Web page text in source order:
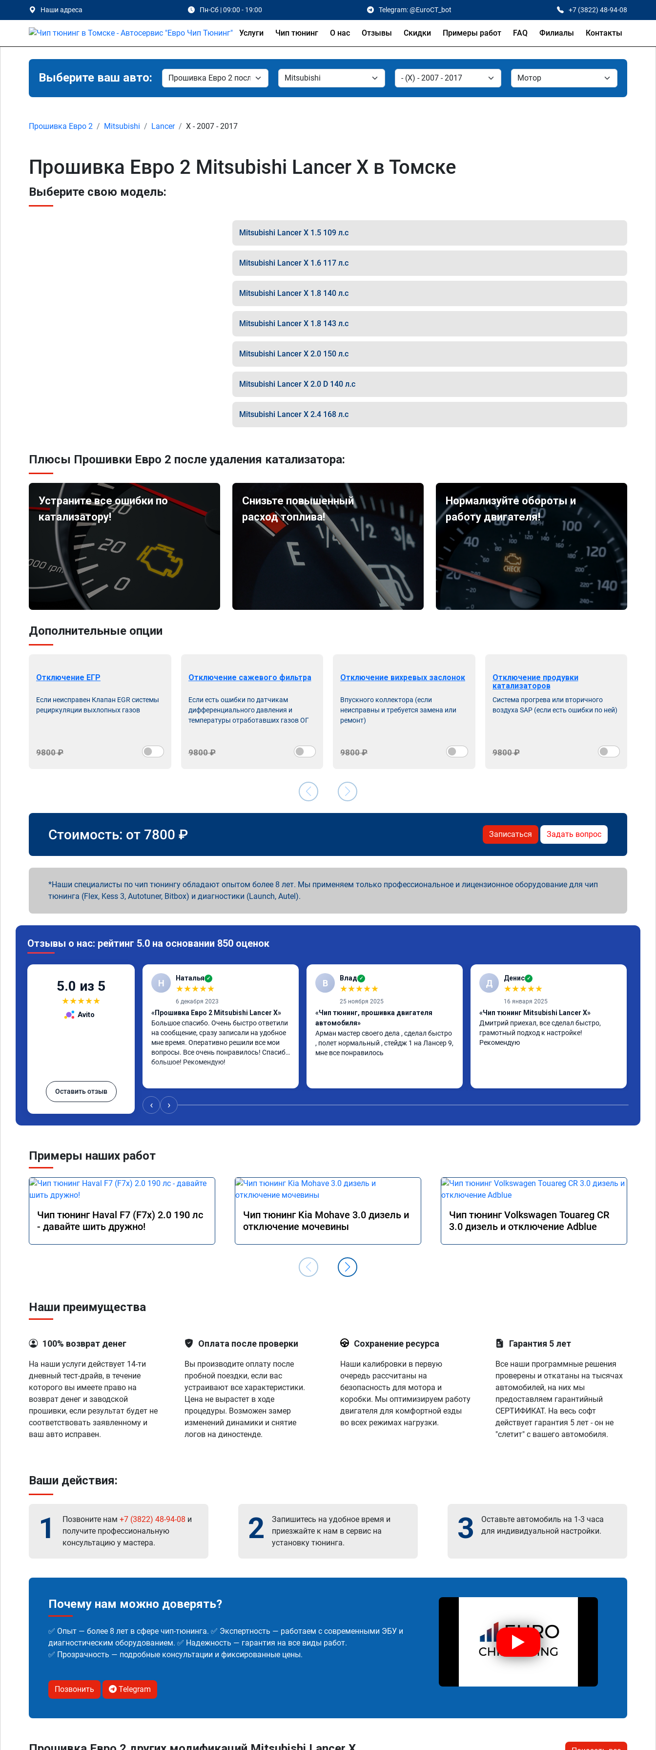
Наши адреса Пн-Сб | 09:00 - 19:00 Telegram: @EuroCT_bot +7 (3822) 48-94-08
Услуги Чип тюнинг О нас Отзывы Скидки Примеры работ FAQ Филиалы Контакты
Выберите ваш авто:
Прошивка Евро 2 Mitsubishi Lancer X - 2007 - 2017
Прошивка Евро 2 Mitsubishi Lancer X в Томске
Выберите свою модель:
Mitsubishi Lancer X 1.5 109 л.с
Mitsubishi Lancer X 1.6 117 л.с
Mitsubishi Lancer X 1.8 140 л.с
Mitsubishi Lancer X 1.8 143 л.с
Mitsubishi Lancer X 2.0 150 л.с
Mitsubishi Lancer X 2.0 D 140 л.с
Mitsubishi Lancer X 2.4 168 л.с
Плюсы Прошивки Евро 2 после удаления катализатора:
Устраните все ошибки по
катализатору!
Снизьте повышенный
расход топлива!
Нормализуйте обороты и
работу двигателя!
Дополнительные опции
Отключение ЕГР
Если неисправен Клапан EGR системы
рециркуляции выхлопных газов
9800 ₽
Отключение сажевого фильтра
Если есть ошибки по датчикам
дифференциального давления и
температуры отработавших газов ОГ
9800 ₽
Отключение вихревых заслонок
Впускного коллектора (если
неисправны и требуется замена или
ремонт)
9800 ₽
Отключение продувки
катализаторов
Система прогрева или вторичного
воздуха SAP (если есть ошибки по ней)
9800 ₽
Стоимость: от 7800 ₽ Записаться Задать вопрос
Наши специалисты по чип тюнингу обладают опытом более 8 лет. Мы применяем только профессиональное и лицензионное оборудование для чип
тюнинга (Flex, Kess 3, Autotuner, Bitbox) и диагностики (Launch, Autel).
Отзывы о нас: рейтинг 5.0 на основании 850 оценок
5.0 из 5
★★★★★
Avito
Оставить отзыв
Н Наталья ✓
★★★★★
6 декабря 2023
«Прошивка Евро 2 Mitsubishi Lancer X»
Большое спасибо. Очень быстро ответили
на сообщение, сразу записали на удобное
мне время. Оперативно решили все мои
вопросы. Все очень понравилось! Спасибо
большое! Рекомендую!
В Влад ✓
★★★★★
25 ноября 2025
«Чип тюнинг, прошивка двигателя
автомобиля»
Арман мастер своего дела , сделал быстро
, полет нормальный , стейдж 1 на Лансер 9,
мне все понравилось
Д Денис ✓
★★★★★
16 января 2025
«Чип тюнинг Mitsubishi Lancer X»
Дмитрий приехал, все сделал быстро,
грамотный подход к настройке!
Рекомендую
‹ ›
Примеры наших работ
Чип тюнинг Haval F7 (F7x) 2.0 190 лс
- давайте шить дружно!
Чип тюнинг Kia Mohave 3.0 дизель и
отключение мочевины
Чип тюнинг Volkswagen Touareg CR
3.0 дизель и отключение Adblue
Наши преимущества
100% возврат денег
На наши услуги действует 14-ти
дневный тест-драйв, в течение
которого вы имеете право на
возврат денег и заводской
прошивки, если результат будет не
соответствовать заявленному и
ваш авто исправен.
Оплата после проверки
Вы производите оплату после
пробной поездки, если вас
устраивают все характеристики.
Цена не вырастет в ходе
процедуры. Возможен замер
изменений динамики и снятие
логов на диностенде.
Сохранение ресурса
Наши калибровки в первую
очередь рассчитаны на
безопасность для мотора и
коробки. Мы оптимизируем работу
двигателя для комфортной езды
во всех режимах нагрузки.
Гарантия 5 лет
Все наши программные решения
проверены и откатаны на тысячах
автомобилей, на них мы
предоставляем гарантийный
СЕРТИФИКАТ. На весь софт
действует гарантия 5 лет - он не
"слетит" с вашего автомобиля.
Ваши действия:
1 Позвоните нам +7 (3822) 48-94-08 и
получите профессиональную
консультацию у мастера.
2
Запишитесь на удобное время и
приезжайте к нам в сервис на
установку тюнинга.
3
Оставьте автомобиль на 1-3 часа
для индивидуальной настройки.
Почему нам можно доверять?
✅ Опыт — более 8 лет в сфере чип-тюнинга. ✅ Экспертность — работаем с современными ЭБУ и
диагностическим оборудованием. ✅ Надежность — гарантия на все виды работ.
✅ Прозрачность — подробные консультации и фиксированные цены.
Позвонить Telegram